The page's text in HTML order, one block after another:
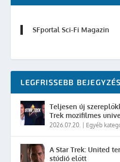
SFportal Sci-Fi Magazin
LEGFRISSEBB
Teljesen új
Trek mozifilmes
2026.07.20. Egyéb
A Star Trek: United
stúdió előtt